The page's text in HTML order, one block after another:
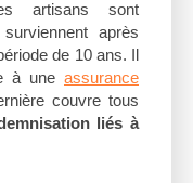
artisans sont
après
de 10 ans. Il
à une assurance
couvre tous
liés à